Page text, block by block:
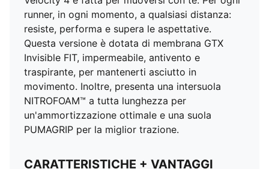
runner, in ogni momento, a qualsiasi distanza:
resiste, performa e supera le aspettative.
Questa versione è dotata di membrana GTX
Invisible FIT, impermeabile, antivento e
traspirante, per mantenerti asciutto in
movimento. Inoltre, presenta una intersuola
NITROFOAM™ a tutta lunghezza per
un'ammortizzazione ottimale e una suola
PUMAGRIP per la miglior trazione.
CARATTERISTICHE + VANTAGGI